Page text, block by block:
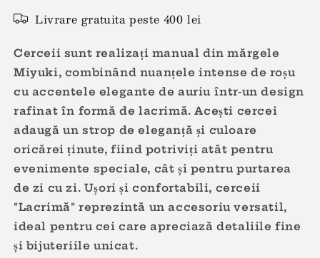
Livrare gratuita peste 400 lei
Cerceii sunt realizați manual din mărgele
Miyuki, combinând nuanțele intense de roșu
cu accentele elegante de auriu într-un design
rafinat în formă de lacrimă. Acești cercei
adaugă un strop de eleganță și culoare
oricărei ținute, fiind potriviți atât pentru
evenimente speciale, cât și pentru purtarea
de zi cu zi. Ușori și confortabili, cerceii
"Lacrimă" reprezintă un accesoriu versatil,
ideal pentru cei care apreciază detaliile fine
și bijuteriile unicat.